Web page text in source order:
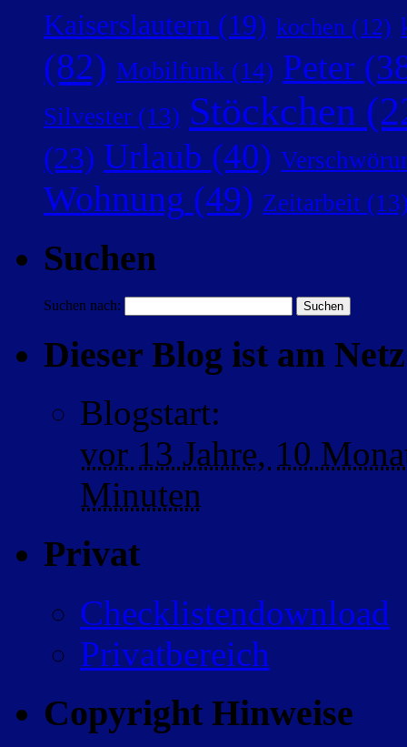
Kaiserslautern (19) kochen (12)
(82) Mobilfunk (14) Peter
Silvester (13) Stöckchen
(23) Urlaub (40)
Wohnung (49) Zeitarbeit
Suchen
Suchen nach:
Dieser Blog ist am
Blogstart:
vor 13 Jahre, 10
Minuten
Privat
Checklistendownload
Privatbereich
Copyright Hinweise